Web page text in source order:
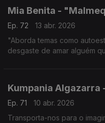
Mia Benita -
Ep. 72
13 abr. 2026
"Aborda temas como
desgaste de amar alguém
Kumpania Algazarra
Ep. 71
10 abr. 2026
Transporta-nos para o